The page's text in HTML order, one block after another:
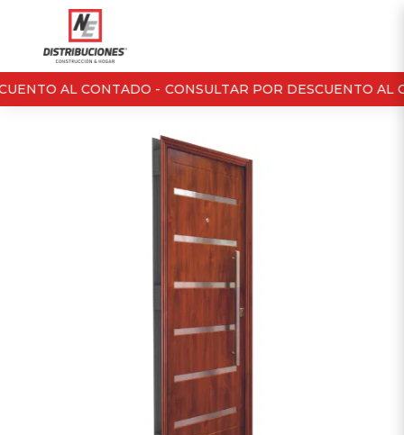
AL CONTADO - CONSULTAR POR DESCUENTO AL